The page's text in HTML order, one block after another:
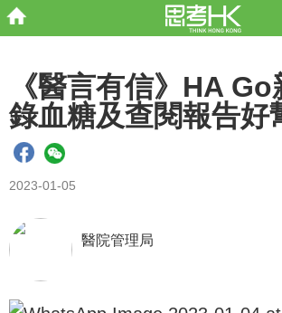
《醫言有信》HA
錄血糖及查閱報告好
2023-01-05
醫院管理局